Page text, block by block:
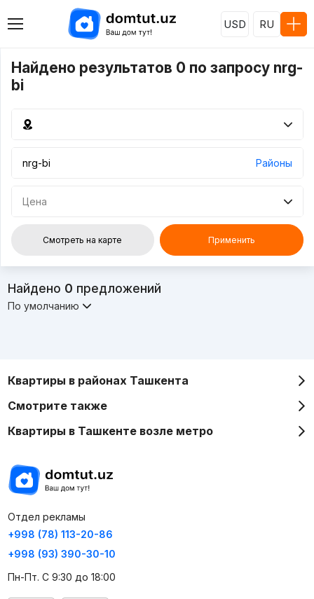
USD RU
Найдено результатов 0 по запросу nrg-
bi
Районы
Цена
Смотреть на карте Применить
Найдено 0 предложений
По умолчанию
Квартиры в районах Ташкента
Смотрите также
Квартиры в Ташкенте возле метро
Отдел рекламы
+998 (78) 113-20-86
+998 (93) 390-30-10
Пн-Пт. С 9:30 до 18:00